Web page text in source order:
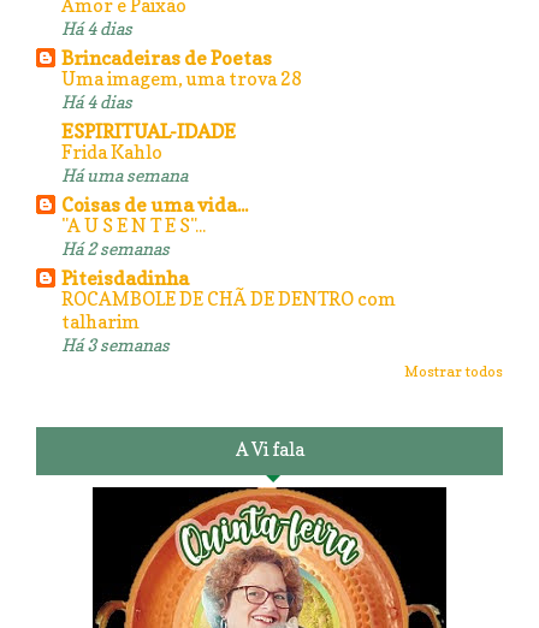
Amor e Paixão
Há 4 dias
Brincadeiras de Poetas
Uma imagem, uma trova 28
Há 4 dias
ESPIRITUAL-IDADE
Frida Kahlo
Há uma semana
Coisas de uma vida...
"A U S E N T E S"...
Há 2 semanas
Piteisdadinha
ROCAMBOLE DE CHÃ DE DENTRO com
talharim
Há 3 semanas
Mostrar todos
A Vi fala